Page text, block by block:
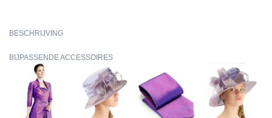
BESCHRIJVING
BIJPASSENDE ACCESSOIRES